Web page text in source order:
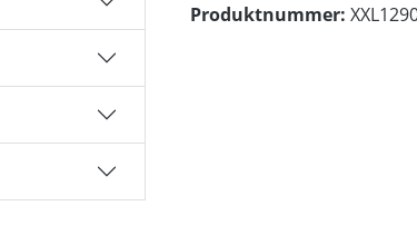
Produktnummer: